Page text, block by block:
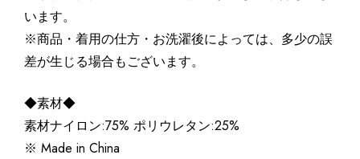
います。
※商品・着用の仕方・お洗濯後によっては、多少の誤
差が生じる場合もございます。
◆素材◆
素材ナイロン:75% ポリウレタン:25%
※ Made in China